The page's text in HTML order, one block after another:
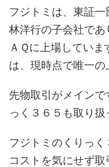
フジトミは、東証
林洋行の子会社であ
ＡＱに上場してい
は、現時点で唯一の
先物取引がメイン
っく３６５も取り扱
フジトミのくりっく
コストを気にせず